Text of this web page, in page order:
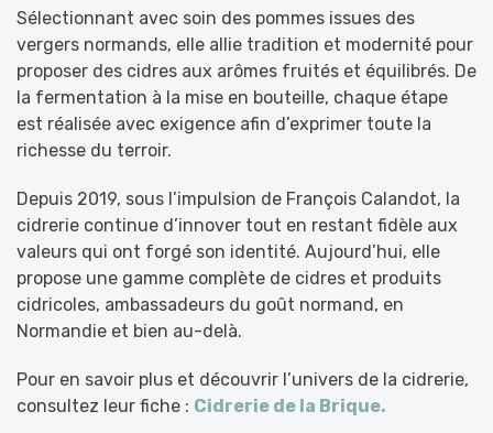
Sélectionnant avec soin des pommes issues des
vergers normands, elle allie tradition et modernité pour
proposer des cidres aux arômes fruités et équilibrés. De
la fermentation à la mise en bouteille, chaque étape
est réalisée avec exigence afin d’exprimer toute la
richesse du terroir.
Depuis 2019, sous l’impulsion de François Calandot, la
cidrerie continue d’innover tout en restant fidèle aux
valeurs qui ont forgé son identité. Aujourd’hui, elle
propose une gamme complète de cidres et produits
cidricoles, ambassadeurs du goût normand, en
Normandie et bien au-delà.
Pour en savoir plus et découvrir l’univers de la cidrerie,
consultez leur fiche : Cidrerie de la Brique.